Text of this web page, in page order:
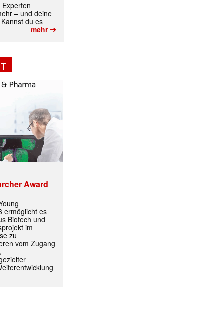
Experten
– und deine
du es
mehr➔
Award
ermöglicht es
Biotech und
im
zu
vom Zugang